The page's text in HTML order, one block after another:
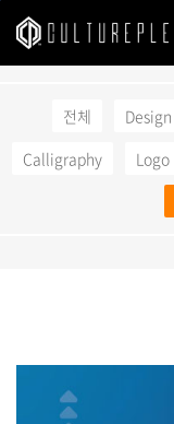
본문바로가기
전체 Design
Calligraphy
Logo